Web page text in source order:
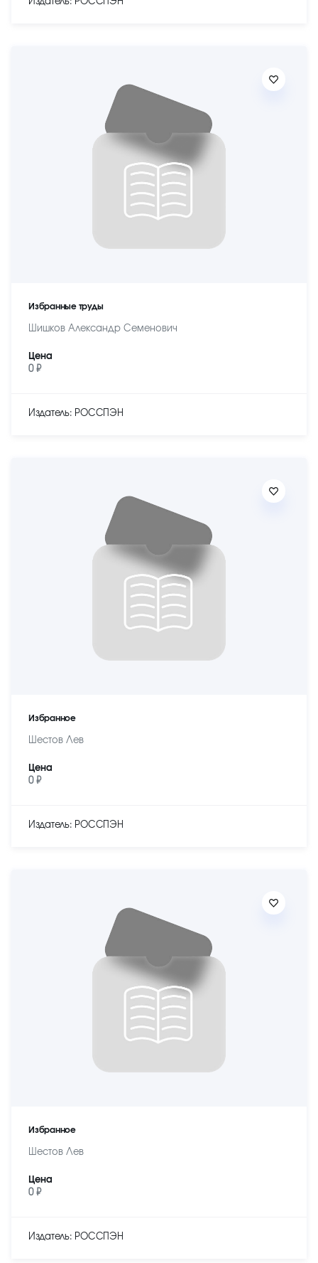
Издатель: РОССПЭН
Избранные труды
Шишков Александр Семенович
Цена
0 ₽
Издатель: РОССПЭН
Избранное
Шестов Лев
Цена
0 ₽
Издатель: РОССПЭН
Избранное
Шестов Лев
Цена
0 ₽
Издатель: РОССПЭН